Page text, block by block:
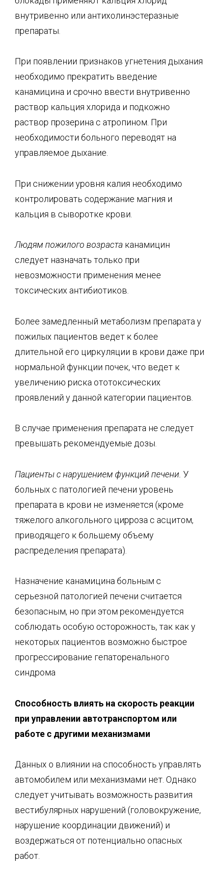
внутривенно или антихолинэстеразные
препараты.
При появлении признаков угнетения дыхания
необходимо прекратить введение
канамицина и срочно ввести внутривенно
раствор кальция хлорида и подкожно
раствор прозерина с атропином. При
необходимости больного переводят на
управляемое дыхание.
При снижении уровня калия необходимо
контролировать содержание магния и
кальция в сыворотке крови.
Людям пожилого возраста канамицин
следует назначать только при
невозможности применения менее
токсических антибиотиков.
Более замедленный метаболизм препарата у
пожилых пациентов ведет к более
длительной его циркуляции в крови даже при
нормальной функции почек, что ведет к
увеличению риска ототоксических
проявлений у данной категории пациентов.
В случае применения препарата не следует
превышать рекомендуемые дозы.
Пациенты с нарушением функций печени. У
больных с патологией печени уровень
препарата в крови не изменяется (кроме
тяжелого алкогольного цирроза с асцитом,
приводящего к большему объему
распределения препарата).
Назначение канамицина больным с
серьезной патологией печени считается
безопасным, но при этом рекомендуется
соблюдать особую осторожность, так как у
некоторых пациентов возможно быстрое
прогрессирование гепаторенального
синдрома
Способность влиять на скорость реакции
при управлении автотранспортом или
работе с другими механизмами
Данных о влиянии на способность управлять
автомобилем или механизмами нет. Однако
следует учитывать возможность развития
вестибулярных нарушений (головокружение,
нарушение координации движений) и
воздержаться от потенциально опасных
работ.